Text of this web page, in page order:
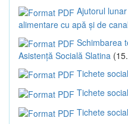
Ajutorul
alimentare cu apă și de
Schimbarea
Asistență Socială Slatina
Tichete
Tichete
Tichete